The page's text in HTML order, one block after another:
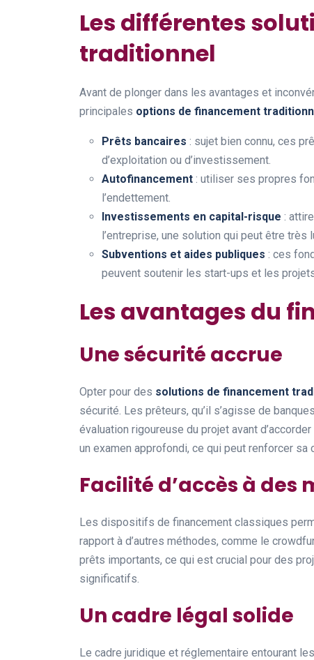
Les différentes
traditionnel
Avant de plonger dans les avantages et
principales options de financement
Prêts bancaires : sujet bien connu, ces
d’exploitation ou d’investissement.
Autofinancement : utiliser ses propres
l’endettement.
Investissements en capital-risque :
l’entreprise, une solution qui peut être très
Subventions et aides publiques : ces
peuvent soutenir les start-ups et les
Les avantages du
Une sécurité accrue
Opter pour des solutions de financement
sécurité. Les prêteurs, qu’il s’agisse de
évaluation rigoureuse du projet avant
un examen approfondi, ce qui peut renforcer
Facilité d’accès à
Les dispositifs de financement classiques
rapport à d’autres méthodes, comme le
prêts importants, ce qui est crucial pour des
significatifs.
Un cadre légal solide
Le cadre juridique et réglementaire entourant les